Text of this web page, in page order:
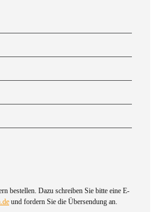
bestellen. Dazu schreiben Sie bitte eine E-
und fordern Sie die Übersendung an.